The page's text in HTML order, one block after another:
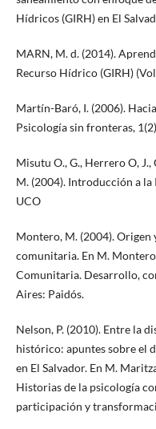
Hídricos (GIRH) en El
MARN, M. d. (2014).
Recurso Hídrico (GIRH)
Martín-Baró, I. (2006).
Psicología sin fronteras,
Misutu O., G., Herrero O,
M. (2004). Introducción a
UCO
Montero, M. (2004).
comunitaria. En M.
Comunitaria. Desarrollo,
Aires: Paidós.
Nelson, P. (2010). Entre la
histórico: apuntes sobre el
en El Salvador. En M.
Historias de la psicología
participación y